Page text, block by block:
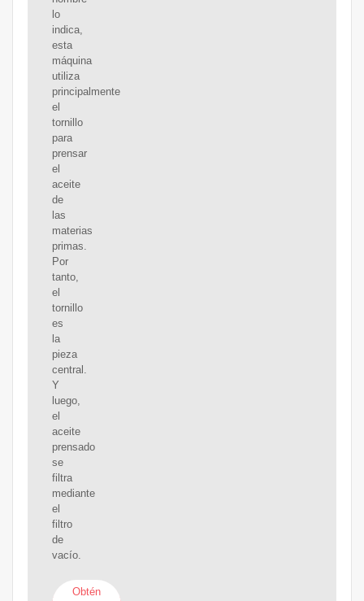
lo
indica,
esta
máquina
utiliza
principalmente
el
tornillo
para
prensar
el
aceite
de
las
materias
primas.
Por
tanto,
el
tornillo
es
la
pieza
central.
Y
luego,
el
aceite
prensado
se
filtra
mediante
el
filtro
de
vacío.
Obtén